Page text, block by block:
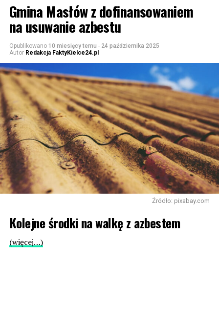
Gmina Masłów z dofinansowaniem
na usuwanie azbestu
Opublikowano 10 miesięcy temu - 24 października 2025
Autor Redakcja FaktyKielce24.pl
Źródło: pixabay.com
Kolejne środki na walkę z azbestem
(więcej…)